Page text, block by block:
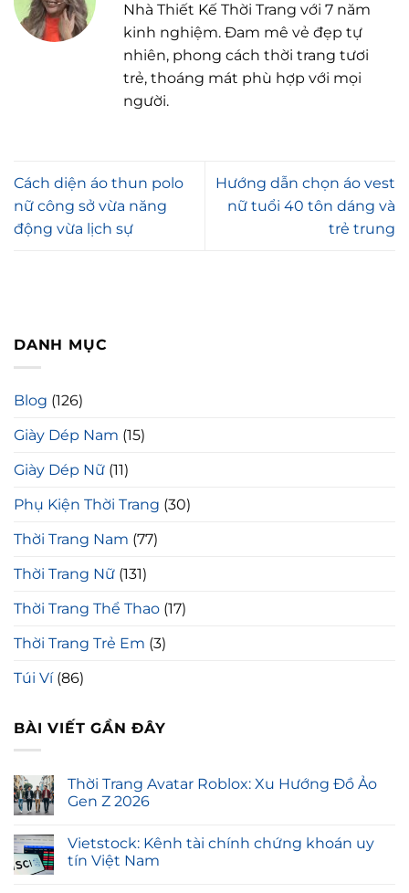
DANH MỤC
Blog (126)
Giày Dép Nam (15)
Giày Dép Nữ (11)
Phụ Kiện Thời Trang (30)
Thời Trang Nam (77)
Thời Trang Nữ (131)
Thời Trang Thể Thao (17)
Thời Trang Trẻ Em (3)
Túi Ví(86)
BÀI VIẾT GẦN ĐÂY
Thời Trang Avatar Roblox: Xu Hướng Đồ Ảo
Gen Z 2026
Vietstock: Kênh tài chính chứng khoán uy
tín Việt Nam
Nhà Thiết Kế Thời Trang với 7 năm
kinh nghiệm. Đam mê vẻ đẹp tự
nhiên, phong cách thời trang tươi
trẻ, thoáng mát phù hợp với mọi
người.
Cách diện áo thun polo
nữ công sở vừa năng
động vừa lịch sự
Hướng dẫn chọn áo vest
nữ tuổi 40 tôn dáng và
trẻ trung